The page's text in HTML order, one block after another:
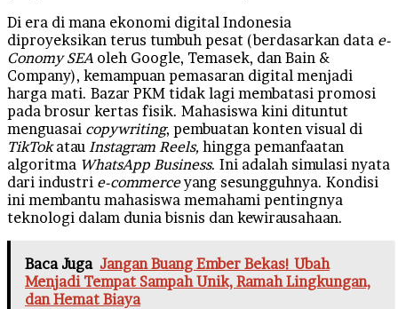
Di era di mana ekonomi digital Indonesia
diproyeksikan terus tumbuh pesat (berdasarkan data e-
Conomy SEA oleh Google, Temasek, dan Bain &
Company), kemampuan pemasaran digital menjadi
harga mati. Bazar PKM tidak lagi membatasi promosi
pada brosur kertas fisik. Mahasiswa kini dituntut
menguasai copywriting, pembuatan konten visual di
TikTokatau Instagram Reels, hingga pemanfaatan
algoritma WhatsApp Business. Ini adalah simulasi nyata
dari industri e-commerceyang sesungguhnya. Kondisi
ini membantu mahasiswa memahami pentingnya
teknologi dalam dunia bisnis dan kewirausahaan.
Baca Juga Jangan Buang Ember Bekas! Ubah
Menjadi Tempat Sampah Unik, Ramah Lingkungan,
dan Hemat Biaya